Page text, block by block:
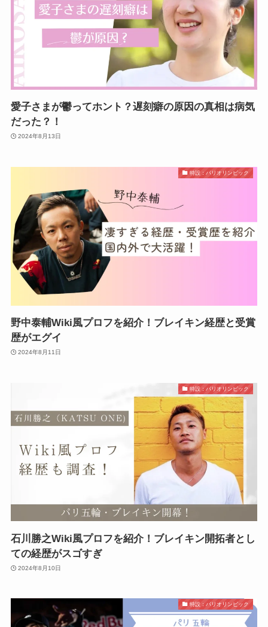
愛子さまが鬱ってホント？遅刻癖の原因の真相は病気
だった？！
2024年8月13日
特設：パリオリンピック
野中泰輔Wiki風プロフを紹介！ブレイキン経歴と受賞
歴がエグイ
2024年8月11日
特設：パリオリンピック
石川勝之Wiki風プロフを紹介！ブレイキン開拓者とし
ての経歴がスゴすぎ
2024年8月10日
特設：パリオリンピック